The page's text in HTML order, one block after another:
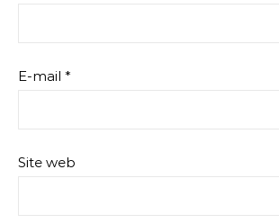
E-mail *
Site web